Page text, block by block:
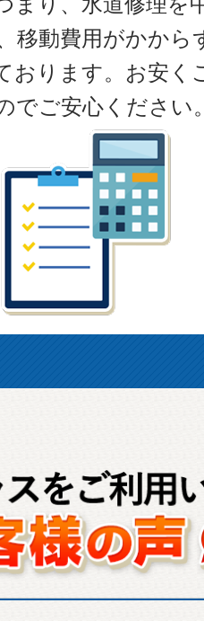
移動費用がかから
おります。お安く
でご安心ください